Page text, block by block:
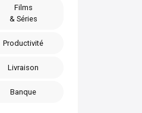
Films
& Séries
Productivité
Livraison
Banque